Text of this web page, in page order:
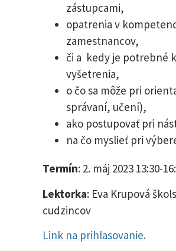
zástupcami,
opatrenia v
zamestnancov,
či a kedy je potrebné
vyšetrenia,
o čo sa môže pri
správaní, učení),
ako postupovať pri
na čo myslieť pri
Termín: 2. máj 2023 13:30-
Lektorka: Eva Krupová
cudzincov
Link na prihlasovanie.